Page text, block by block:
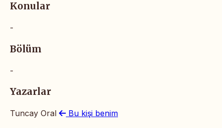
Konular
-
Bölüm
-
Yazarlar
Tuncay Oral Bu kişi benim